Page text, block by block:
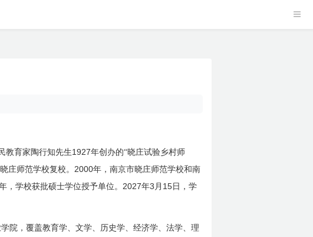
教育家陶行知先生1927年创办的“晓庄试验乡村师
庄师范学校复校。 2000年，南京市晓庄师范学校和南
，学校获批硕士学位授予单位。 2027年3 月 15日 ，学
院，覆盖教育学、文学、历史学、经济学、法学、理